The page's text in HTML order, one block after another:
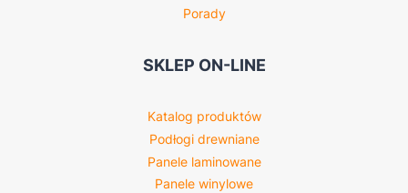
Porady
SKLEP ON-LINE
Katalog produktów
Podłogi drewniane
Panele laminowane
Panele winylowe